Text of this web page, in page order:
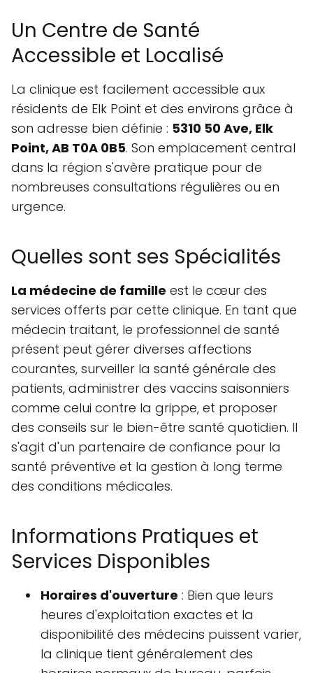
Un Centre de Santé
Accessible et Localisé
La clinique est facilement accessible aux
résidents de Elk Point et des environs grâce à
son adresse bien définie : 5310 50 Ave, Elk
Point, AB T0A 0B5. Son emplacement central
dans la région s'avère pratique pour de
nombreuses consultations régulières ou en
urgence.
Quelles sont ses Spécialités
La médecine de famille est le cœur des
services offerts par cette clinique. En tant que
médecin traitant, le professionnel de santé
présent peut gérer diverses affections
courantes, surveiller la santé générale des
patients, administrer des vaccins saisonniers
comme celui contre la grippe, et proposer
des conseils sur le bien-être santé quotidien. Il
s'agit d'un partenaire de confiance pour la
santé préventive et la gestion à long terme
des conditions médicales.
Informations Pratiques et
Services Disponibles
Horaires d'ouverture : Bien que leurs
heures d'exploitation exactes et la
disponibilité des médecins puissent varier,
la clinique tient généralement des